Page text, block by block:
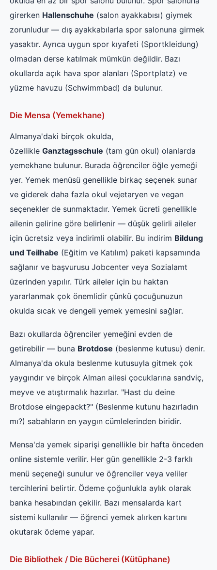
girerken Hallenschuhe (salon ayakkabısı) giymek
zorunludur — dış ayakkabılarla spor salonuna girmek
yasaktır. Ayrıca uygun spor kıyafeti (Sportkleidung)
olmadan derse katılmak mümkün değildir. Bazı
okullarda açık hava spor alanları (Sportplatz) ve
yüzme havuzu (Schwimmbad) da bulunur.
Die Mensa (Yemekhane)
Almanya'daki birçok okulda,
özellikle Ganztagsschule (tam gün okul) olanlarda
yemekhane bulunur. Burada öğrenciler öğle yemeği
yer. Yemek menüsü genellikle birkaç seçenek sunar
ve giderek daha fazla okul vejetaryen ve vegan
seçenekler de sunmaktadır. Yemek ücreti genellikle
ailenin gelirine göre belirlenir — düşük gelirli aileler
için ücretsiz veya indirimli olabilir. Bu indirim Bildung
und Teilhabe (Eğitim ve Katılım) paketi kapsamında
sağlanır ve başvurusu Jobcenter veya Sozialamt
üzerinden yapılır. Türk aileler için bu haktan
yararlanmak çok önemlidir çünkü çocuğunuzun
okulda sıcak ve dengeli yemek yemesini sağlar.
Bazı okullarda öğrenciler yemeğini evden de
getirebilir — buna Brotdose (beslenme kutusu) denir.
Almanya'da okula beslenme kutusuyla gitmek çok
yaygındır ve birçok Alman ailesi çocuklarına sandviç,
meyve ve atıştırmalık hazırlar. "Hast du deine
Brotdose eingepackt?" (Beslenme kutunu hazırladın
mı?) sabahların en yaygın cümlelerinden biridir.
Mensa'da yemek siparişi genellikle bir hafta önceden
online sistemle verilir. Her gün genellikle 2-3 farklı
menü seçeneği sunulur ve öğrenciler veya veliler
tercihlerini belirtir. Ödeme çoğunlukla aylık olarak
banka hesabından çekilir. Bazı mensalarda kart
sistemi kullanılır — öğrenci yemek alırken kartını
okutarak ödeme yapar.
Die Bibliothek / Die Bücherei (Kütüphane)